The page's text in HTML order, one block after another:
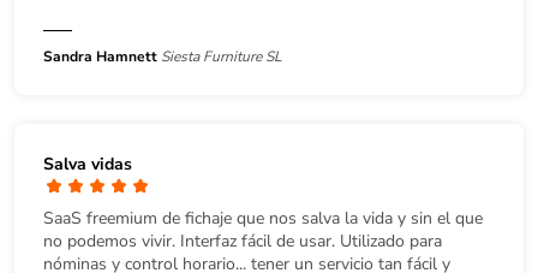
Sandra Hamnett Siesta Furniture SL
Salva vidas
SaaS freemium de fichaje que nos salva la vida y sin el que
no podemos vivir. Interfaz fácil de usar. Utilizado para
nóminas y control horario... tener un servicio tan fácil y